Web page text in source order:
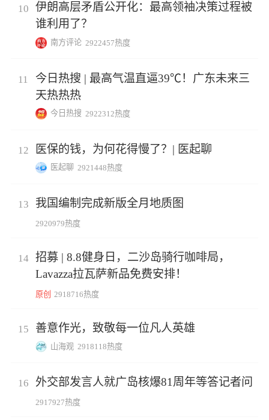
10
伊朗高层矛盾公开化：最高领袖决策过程被
谁利用了？
南方评论 2922457热度
11
今日热搜 | 最高气温直逼39℃！广东未来三
天热热热
今日热搜 2922312热度
12 医保的钱，为何花得慢了？| 医起聊
医起聊 2921448热度
13 我国编制完成新版全月地质图
2920979热度
14 招募 | 8.8健身日，二沙岛骑行咖啡局，
Lavazza拉瓦萨新品免费安排！
原创 2918716热度
15 善意作光，致敬每一位凡人英雄
山海观 2918118热度
16 外交部发言人就广岛核爆81周年等答记者问
2917927热度